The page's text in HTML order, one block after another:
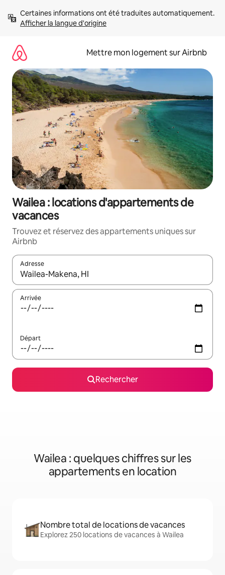
directement
Afficher la langue d'origine
Mettre mon logement sur Airbnb
Wailea : locations d'appartements de
vacances
Trouvez et réservez des appartements uniques sur
Airbnb
Adresse
Lorsque les résultats s'affichent, utilisez les flèches vers le
Arrivée
Départ
Rechercher
Wailea : quelques chiffres sur les
appartements en location
Nombre total de locations de vacances
Explorez 250 locations de vacances à Wailea